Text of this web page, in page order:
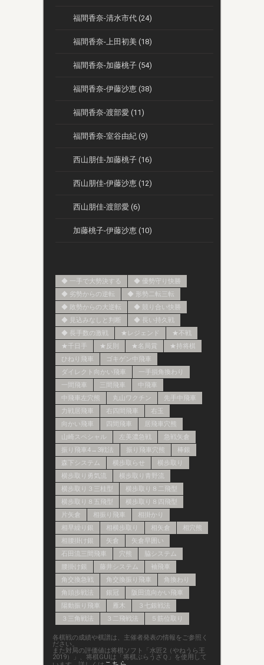
福間香奈-清水市代 (24)
福間香奈-上田初美 (18)
福間香奈-加藤桃子 (54)
福間香奈-伊藤沙恵 (38)
福間香奈-渡部愛 (11)
福間香奈-室谷由紀 (9)
西山朋佳-加藤桃子 (16)
西山朋佳-伊藤沙恵 (12)
西山朋佳-渡部愛 (6)
加藤桃子-伊藤沙恵 (10)
◆ 一手で大勢決する
◆ 優勢守り快勝
◆ 劣勢からの逆転
◆ 形勢二転三転
◆ 敗勢からの大逆転
◆ 競り合い快勝
◆ 見込みなしと判断
◆ 長い持久戦
◆ 長手数の激戦
★レジェンド
★不戦
★千日手
★反則 ★名局賞
★持将棋
ひねり飛車
ゴキゲン中飛車
ダイレクト向かい飛車
一手損角換わり
一間飛車
三間飛車
中飛車
中飛車左穴熊
丸山ワクチン
先手中飛車
力戦居飛車
右四間飛車
右玉
向かい飛車
四間飛車
居飛車穴熊
山崎スペシャル
左美濃急戦
急戦矢倉
振り飛車4→3戦法
振り飛車穴熊
棒銀
森下システム
横歩取らせ
横歩取り
横歩取り勇気流
横歩取り青野流
横歩取り３三桂型
横歩取り８二飛型
横歩取り８五飛型
横歩取り８四飛型
片矢倉
相振り飛車
相掛かり
相早繰り銀
相横歩取り 相矢倉
相穴熊
相腰掛け銀
矢倉
矢倉早囲い
石田流三間飛車
穴熊
脇システム
腰掛け銀
藤井システム
袖飛車
角交換急戦
角交換振り飛車
角換わり
角頭歩戦法
銀冠
阪田流向かい飛車
陽動振り飛車
雁木
３七銀戦法
３三角戦法
３二飛戦法 ５筋位取り
各棋戦の成績や棋譜は、主催者発表の情報をご参照く
ださい。
また対局の評価値は将棋ソフト「水匠2（やねうら王
2019）」、将棋GUIは「将棋ぶらうざＱ」を使用して